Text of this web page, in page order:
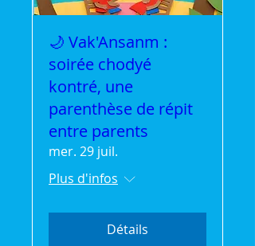
🌙 Vak'Ansanm :
soirée chodyé
kontré, une
parenthèse de répit
entre parents
mer. 29 juil.
Plus d'infos
Détails